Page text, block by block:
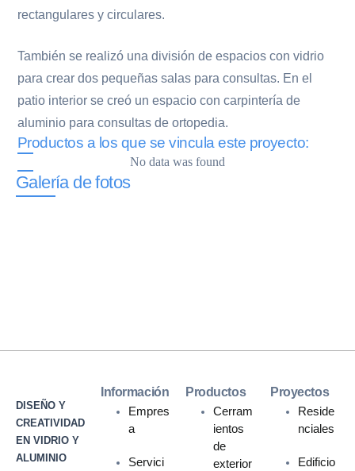
rectangulares y circulares.
También se realizó una división de espacios con vidrio
para crear dos pequeñas salas para consultas. En el
patio interior se creó un espacio con carpintería de
aluminio para consultas de ortopedia.
Productos a los que se vincula este proyecto:
No data was found
Galería de fotos
DISEÑO Y
CREATIVIDAD
EN VIDRIO Y
ALUMINIO
Información
Empres
a
Servici
Productos
Cerram
ientos
de
exterior
Proyectos
Reside
nciales
Edificio